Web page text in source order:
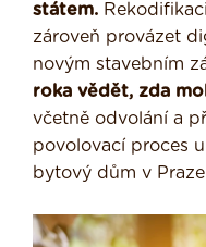
státem.
zároveň provázet
novým stavebním
roka vědět, zda
včetně odvolání a
povolovací proces
bytový dům v